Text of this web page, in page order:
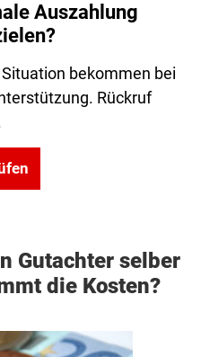
Auszahlung
bekommen bei
Rückruf
Gutachter selber
die Kosten?